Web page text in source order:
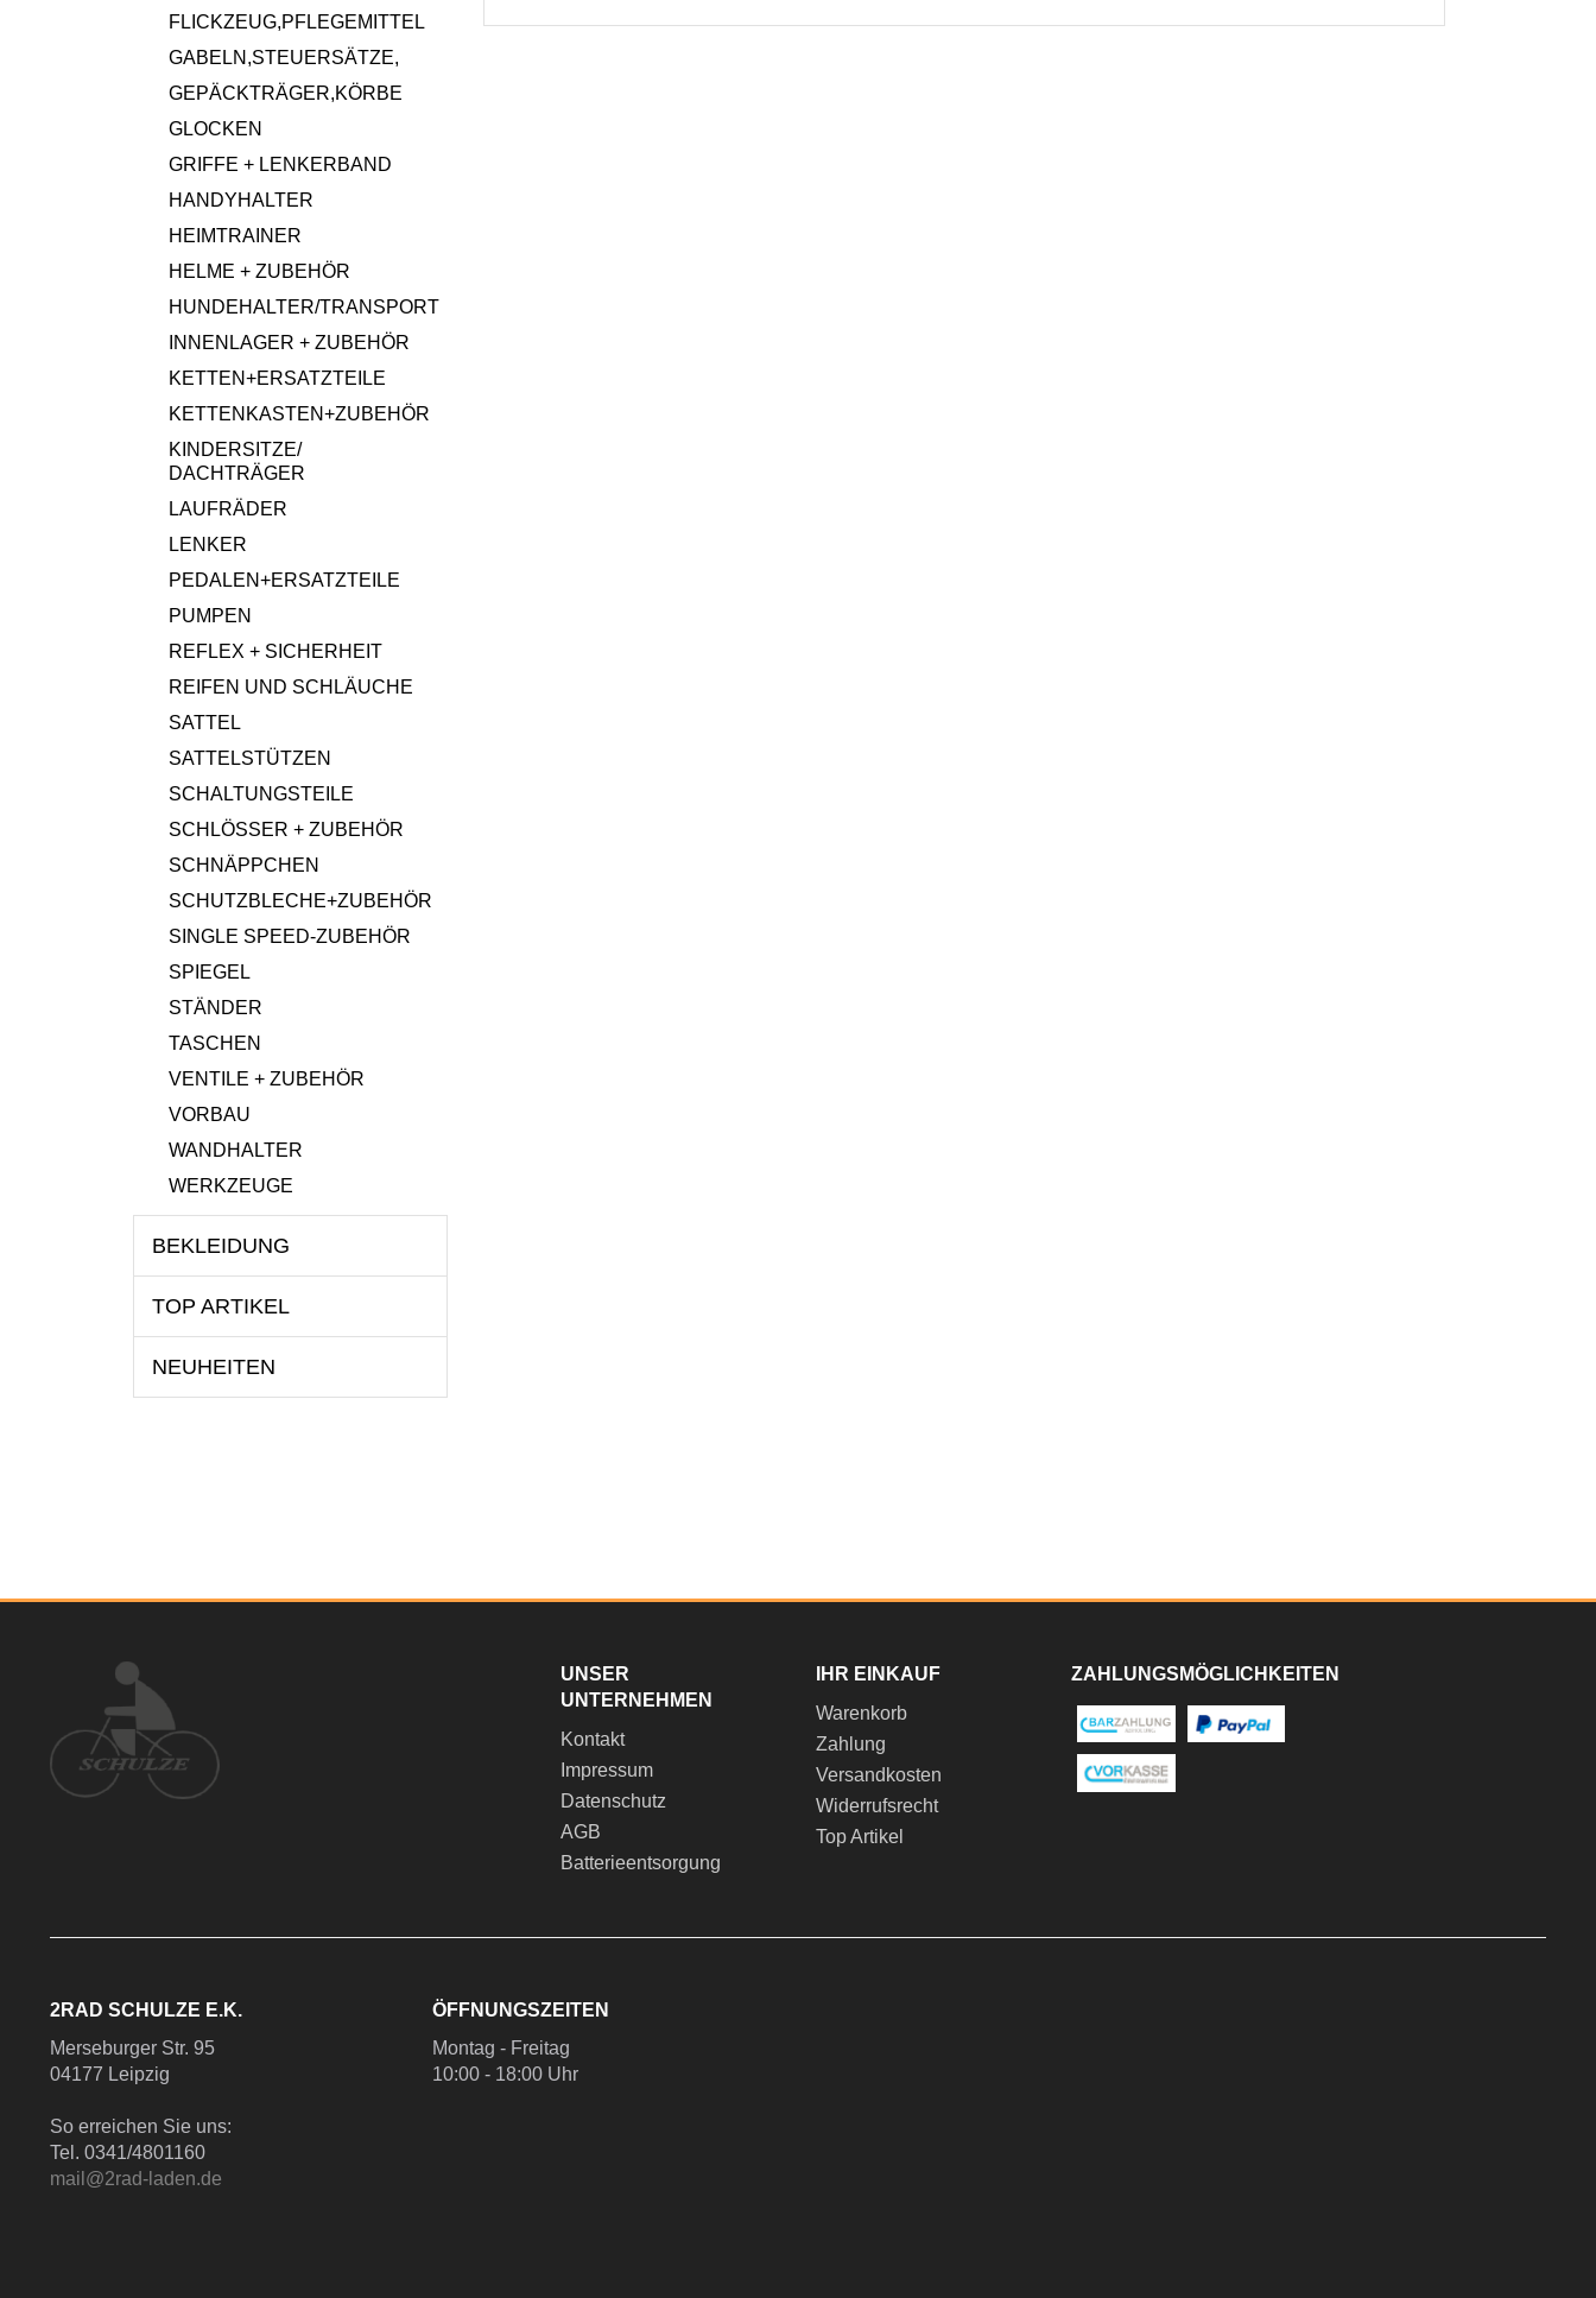
FLICKZEUG,PFLEGEMITTEL
GABELN,STEUERSÄTZE,
GEPÄCKTRÄGER,KÖRBE
GLOCKEN
GRIFFE + LENKERBAND
HANDYHALTER
HEIMTRAINER
HELME + ZUBEHÖR
HUNDEHALTER/TRANSPORT
INNENLAGER + ZUBEHÖR
KETTEN+ERSATZTEILE
KETTENKASTEN+ZUBEHÖR
KINDERSITZE/
DACHTRÄGER
LAUFRÄDER
LENKER
PEDALEN+ERSATZTEILE
PUMPEN
REFLEX + SICHERHEIT
REIFEN UND SCHLÄUCHE
SATTEL
SATTELSTÜTZEN
SCHALTUNGSTEILE
SCHLÖSSER + ZUBEHÖR
SCHNÄPPCHEN
SCHUTZBLECHE+ZUBEHÖR
SINGLE SPEED-ZUBEHÖR
SPIEGEL
STÄNDER
TASCHEN
VENTILE + ZUBEHÖR
VORBAU
WANDHALTER
WERKZEUGE
BEKLEIDUNG
TOP ARTIKEL
NEUHEITEN
UNSER
UNTERNEHMEN
Kontakt
Impressum
Datenschutz
AGB
Batterieentsorgung
IHR EINKAUF
Warenkorb
Zahlung
Versandkosten
Widerrufsrecht
Top Artikel
ZAHLUNGSMÖGLICHKEITEN
2RAD SCHULZE E.K.
Merseburger Str. 95
04177 Leipzig
So erreichen Sie uns:
Tel. 0341/4801160
mail@2rad-laden.de
ÖFFNUNGSZEITEN
Montag - Freitag
10:00 - 18:00 Uhr